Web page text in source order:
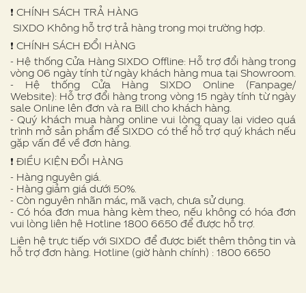
❗️ CHÍNH SÁCH TRẢ HÀNG
SIXDO Không hỗ trợ trả hàng trong mọi trường hợp.
❗️ CHÍNH SÁCH ĐỔI HÀNG
- Hệ thống Cửa Hàng SIXDO Offline: Hỗ trợ đổi hàng trong
vòng 06 ngày tính từ ngày khách hàng mua tại Showroom.
- Hệ thống Cửa Hàng SIXDO Online (Fanpage/
Website): Hỗ trợ đổi hàng trong vòng 15 ngày tính từ ngày
sale Online lên đơn và ra Bill cho khách hàng.
- Quý khách mua hàng online vui lòng quay lại video quá
trình mở sản phẩm để SIXDO có thể hỗ trợ quý khách nếu
gặp vấn đề về đơn hàng.
❗ ️ĐIỀU KIỆN ĐỔI HÀNG
- Hàng nguyên giá.
- Hàng giảm giá dưới 50%.
- Còn nguyên nhãn mác, mã vạch, chưa sử dụng.
- Có hóa đơn mua hàng kèm theo, nếu không có hóa đơn
vui lòng liên hệ Hotline 1800 6650 để được hỗ trợ.
Liên hệ trực tiếp với SIXDO để được biết thêm thông tin và
hỗ trợ đơn hàng. Hotline (giờ hành chính) : 1800 6650